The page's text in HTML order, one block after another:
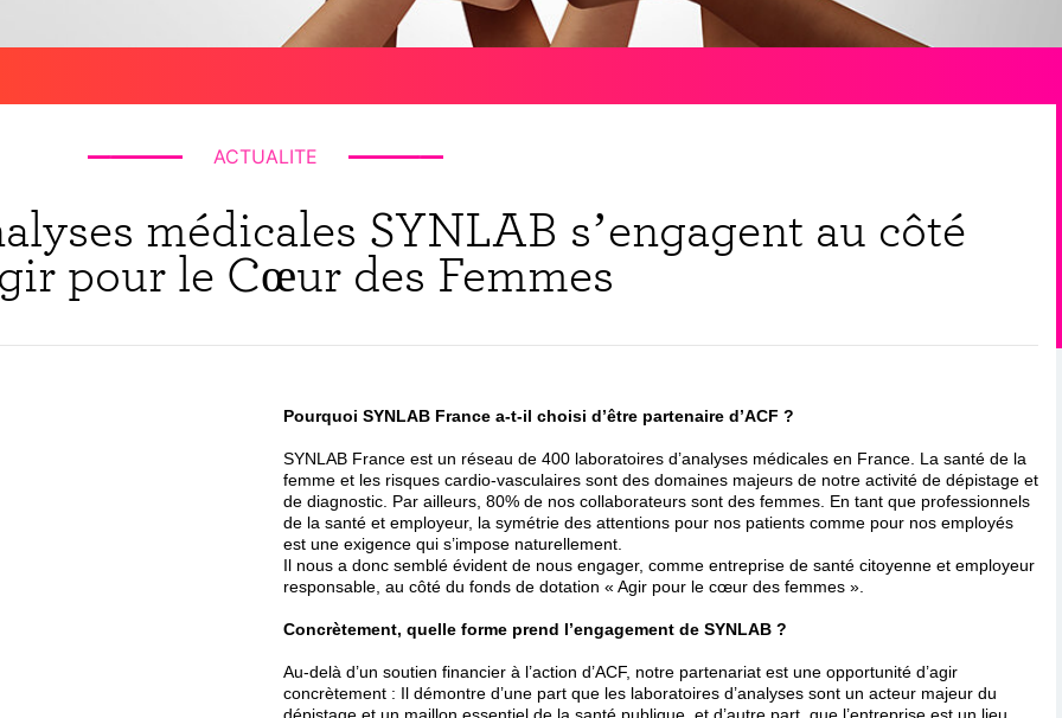
ACTUALITE
médicales SYNLAB s’engagent au côté
pour le Cœur des Femmes
Pourquoi SYNLAB France a-t-il choisi d’être partenaire d’ACF ?
SYNLAB France est un réseau de 400 laboratoires d’analyses médicales en France. La santé de la
femme et les risques cardio-vasculaires sont des domaines majeurs de notre activité de dépistage et
de diagnostic. Par ailleurs, 80% de nos collaborateurs sont des femmes. En tant que professionnels
de la santé et employeur, la symétrie des attentions pour nos patients comme pour nos employés
est une exigence qui s’impose naturellement.
Il nous a donc semblé évident de nous engager, comme entreprise de santé citoyenne et employeur
responsable, au côté du fonds de dotation « Agir pour le cœur des femmes ».
Concrètement, quelle forme prend l’engagement de SYNLAB ?
Au-delà d’un soutien financier à l’action d’ACF, notre partenariat est une opportunité d’agir
concrètement : Il démontre d’une part que les laboratoires d’analyses sont un acteur majeur du